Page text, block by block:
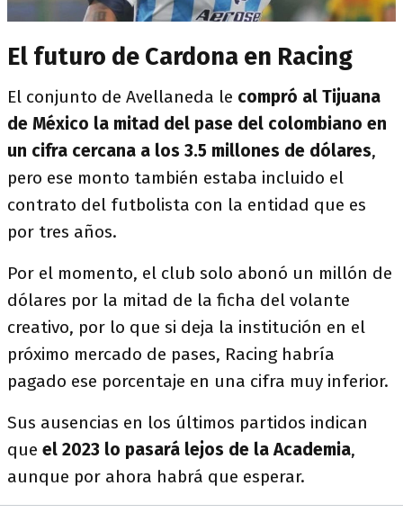
El futuro de Cardona en Racing
El conjunto de Avellaneda le compró al Tijuana
de México la mitad del pase del colombiano en
un cifra cercana a los 3.5 millones de dólares,
pero ese monto también estaba incluido el
contrato del futbolista con la entidad que es
por tres años.
Por el momento, el club solo abonó un millón de
dólares por la mitad de la ficha del volante
creativo, por lo que si deja la institución en el
próximo mercado de pases, Racing habría
pagado ese porcentaje en una cifra muy inferior.
Sus ausencias en los últimos partidos indican
que el 2023 lo pasará lejos de la Academia,
aunque por ahora habrá que esperar.